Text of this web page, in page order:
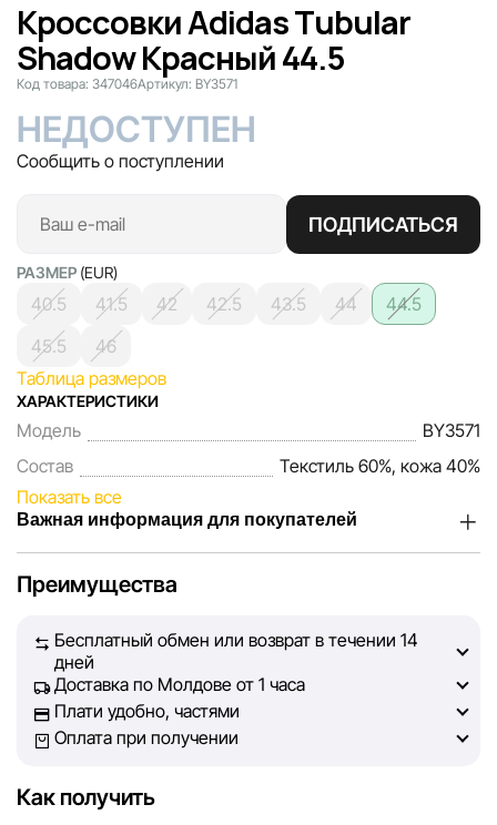
Кроссовки Adidas Tubular
Shadow Красный 44.5
Код товара: 347046Артикул: BY3571
НЕДОСТУПЕН
Сообщить о поступлении
ПОДПИСАТЬСЯ
РАЗМЕР (EUR)
40.5 41.5 42 42.5 43.5 44
44.5
45.5
46
Таблица размеров
ХАРАКТЕРИСТИКИ
Модель
BY3571
Состав
Текстиль 60%, кожа 40%
Показать все
Важная информация для покупателей
наших покупателей. Каждый день мы работаем над тем,
на сайте, была максимально полной, объективной и
актуальной. Наша цель — обеспечить вас достоверной
информацией, чтобы вы смогли принять лучшее
решение о покупке.
не может гарантировать абсолютную точность всех
Преимущества
Бесплатный обмен или возврат в течении 14
дней
Доставка по Молдове от 1 часа
Плати удобно, частями
Оплата при получении
Как получить